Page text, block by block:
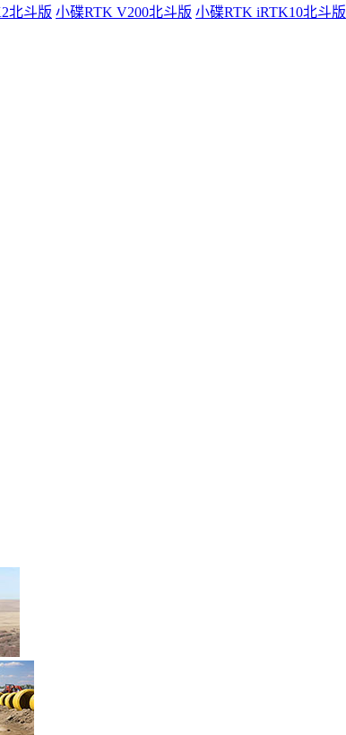
北斗版 小碟RTK V200北斗版 小碟RTK iRTK10北斗版